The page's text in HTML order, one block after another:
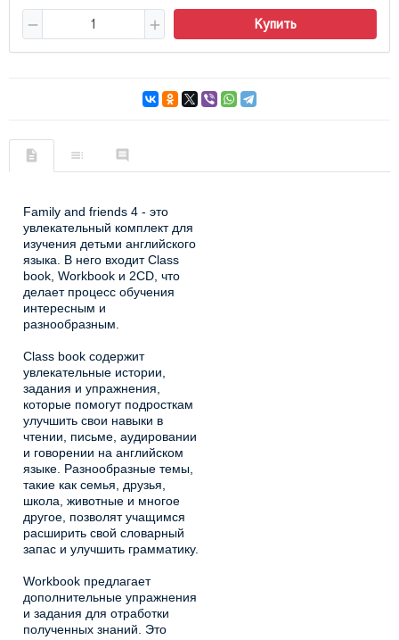
Купить
Family and friends 4 - это
увлекательный комплект для
изучения детьми английского
языка. В него входит Class
book, Workbook и 2CD, что
делает процесс обучения
интересным и
разнообразным.
Class book содержит
увлекательные истории,
задания и упражнения,
которые помогут подросткам
улучшить свои навыки в
чтении, письме, аудировании
и говорении на английском
языке. Разнообразные темы,
такие как семья, друзья,
школа, животные и многое
другое, позволят учащимся
расширить свой словарный
запас и улучшить грамматику.
Workbook предлагает
дополнительные упражнения
и задания для отработки
полученных знаний. Это